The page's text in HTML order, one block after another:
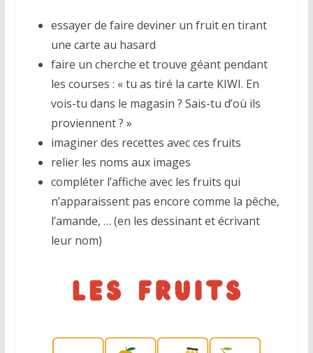
essayer de faire deviner un fruit en tirant
une carte au hasard
faire un cherche et trouve géant pendant
les courses : « tu as tiré la carte KIWI. En
vois-tu dans le magasin ? Sais-tu d’où ils
proviennent ? »
imaginer des recettes avec ces fruits
relier les noms aux images
compléter l’affiche avec les fruits qui
n’apparaissent pas encore comme la pêche,
l’amande, … (en les dessinant et écrivant
leur nom)